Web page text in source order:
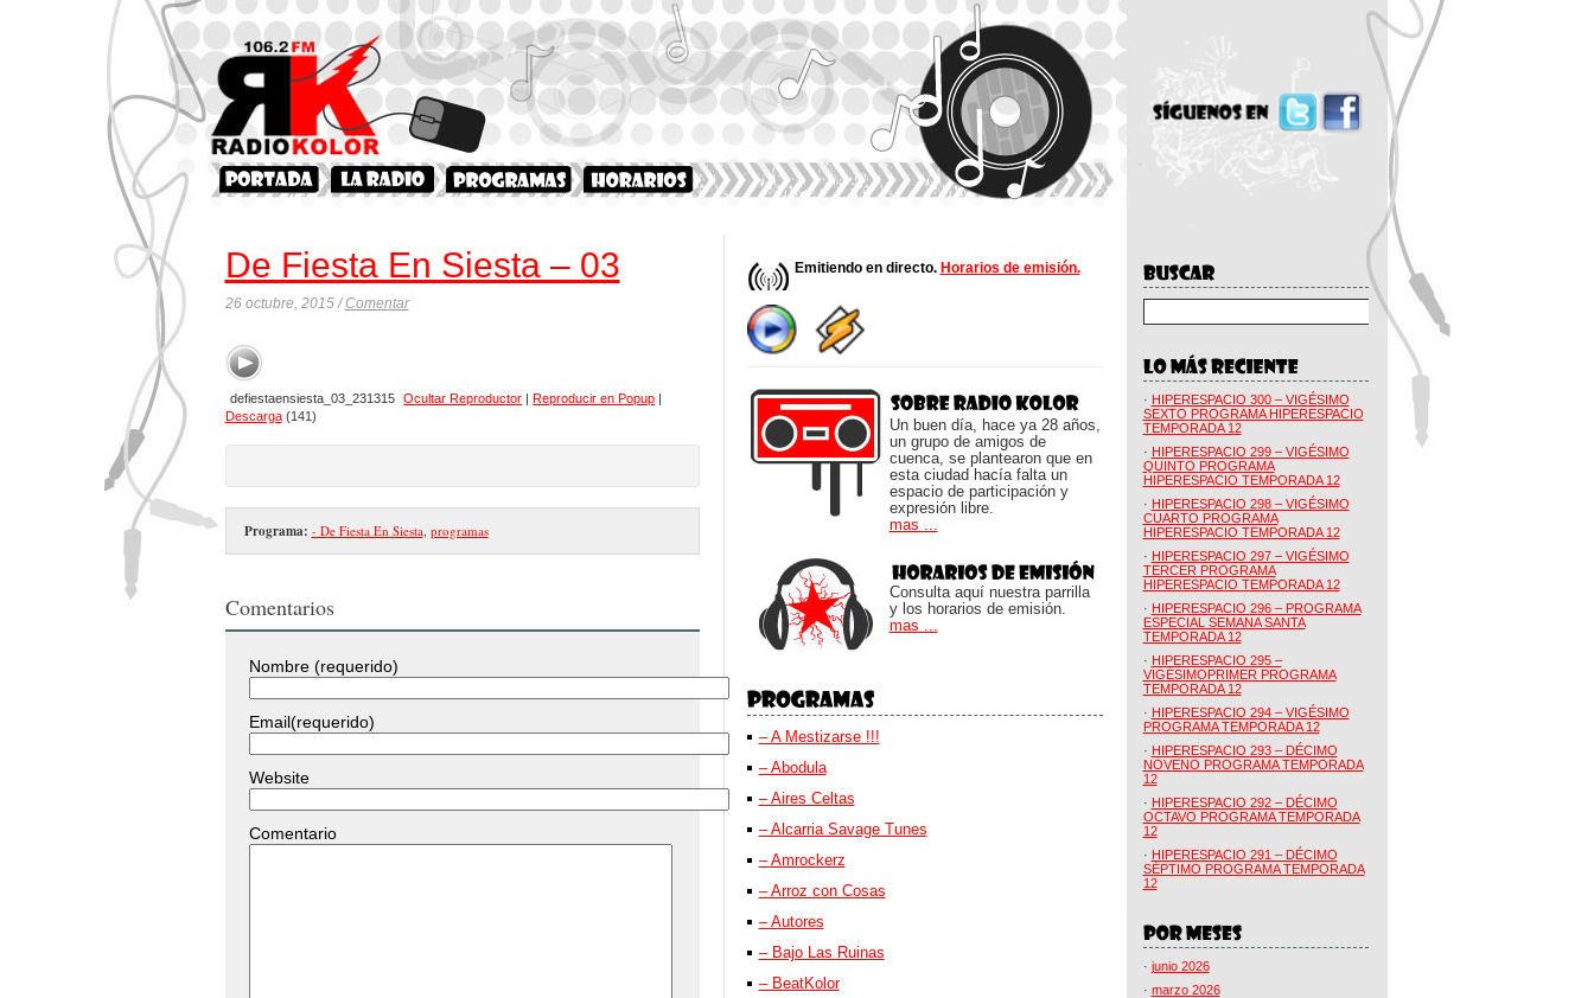
De Fiesta En Siesta – 03
26 octubre, 2015 /Comentar
defiestaensiesta_03_231315 Ocultar Reproductor |Reproducir en Popup |
Descarga(141)
Programa: - De Fiesta En Siesta programas
Comentarios
Nombre (requerido)
Email(requerido)
Website
Comentario
Emitiendo en directo. Horarios de emisión.
Un buen día, hace ya 28 años,
un grupo de amigos de
cuenca, se plantearon que en
esta ciudad hacía falta un
espacio de participación y
expresión libre.
mas ...
Consulta aquí nuestra parrilla
y los horarios de emisión.
mas ...
– A Mestizarse !!!
– Abodula
– Aires Celtas
– Alcarria Savage Tunes
– Amrockerz
– Arroz con Cosas
– Autores
– Bajo Las Ruinas
– BeatKolor
· HIPERESPACIO 300 – VIGÉSIMO
SEXTO PROGRAMA HIPERESPACIO
TEMPORADA 12
· HIPERESPACIO 299 – VIGÉSIMO
QUINTO PROGRAMA
HIPERESPACIO TEMPORADA 12
· HIPERESPACIO 298 – VIGÉSIMO
CUARTO PROGRAMA
HIPERESPACIO TEMPORADA 12
· HIPERESPACIO 297 – VIGÉSIMO
TERCER PROGRAMA
HIPERESPACIO TEMPORADA 12
· HIPERESPACIO 296 – PROGRAMA
ESPECIAL SEMANA SANTA
TEMPORADA 12
· HIPERESPACIO 295 –
VIGÉSIMOPRIMER PROGRAMA
TEMPORADA 12
· HIPERESPACIO 294 – VIGÉSIMO
PROGRAMA TEMPORADA 12
· HIPERESPACIO 293 – DÉCIMO
NOVENO PROGRAMA TEMPORADA
12
· HIPERESPACIO 292 – DÉCIMO
OCTAVO PROGRAMA TEMPORADA
12
· HIPERESPACIO 291 – DÉCIMO
SÉPTIMO PROGRAMA TEMPORADA
12
· junio 2026
· marzo 2026